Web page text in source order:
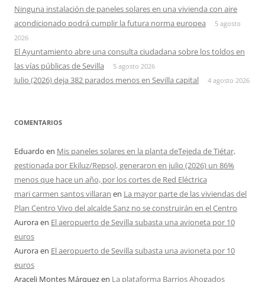
Ninguna instalación de paneles solares en una vivienda con aire
acondicionado podrá cumplir la futura norma europea
5 agosto
2026
El Ayuntamiento abre una consulta ciudadana sobre los toldos en
las vías públicas de Sevilla
5 agosto 2026
Julio (2026) deja 382 parados menos en Sevilla capital 4 agosto 2026
COMENTARIOS
Eduardo en Mis paneles solares en la planta deTejeda de Tiétar,
gestionada por Ekiluz/Repsol, generaron en julio (2026) un 86%
menos que hace un año, por los cortes de Red Eléctrica
mari carmen santos villaran en La mayor parte de las viviendas del
Plan Centro Vivo del alcalde Sanz no se construirán en el Centro
Auroraen El aeropuerto de Sevilla subasta una avioneta por 10
euros
Auroraen El aeropuerto de Sevilla subasta una avioneta por 10
euros
Araceli Montes Márquezen La plataforma Barrios Ahogados